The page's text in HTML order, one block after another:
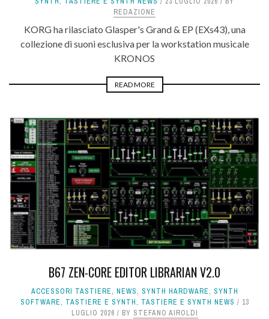
REDAZIONE
KORG ha rilasciato Glasper's Grand & EP (EXs43), una
collezione di suoni esclusiva per la workstation musicale
KRONOS
READ MORE
B67 ZEN-CORE EDITOR LIBRARIAN V2.0
ACCESSORI TASTIERE, NEWS, SYNTH HARDWARE, SYNTH
SOFTWARE, TASTIERE E SYNTH, TASTIERE E SYNTH NEWS
13
LUGLIO 2026
BY STEFANO AIROLDI